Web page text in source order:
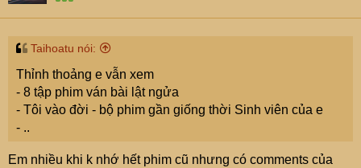
n
s
Taihoatu nói:
Thỉnh thoảng e vẫn xem
- 8 tập phim ván bài lật ngửa
- Tôi vào đời - bộ phim gần giống thời Sinh viên của e
- ..
Em nhiều khi k nhớ hết phim cũ nhưng có comments của